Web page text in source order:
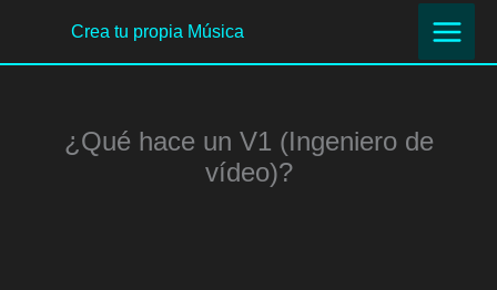
contenido
Crea tu propia Música
¿Qué hace un V1 (Ingeniero de
vídeo)?